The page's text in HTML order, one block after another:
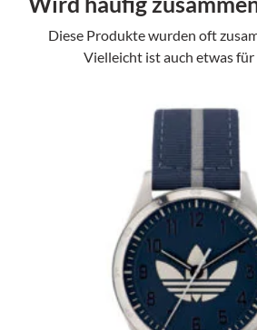
Diese Produkte wurden oft
Vielleicht ist auch etwas für